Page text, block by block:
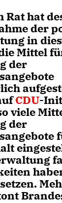
Rat hat
der
in
Mittel
der
CDU-
viele
der